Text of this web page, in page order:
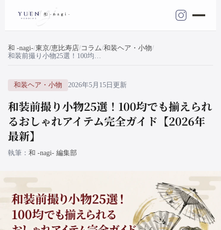
和 -nagi- 東京/恵比寿店 コラム 和装ヘア・小物
和装前撮り小物25選！100均でも揃えられるおしゃれアイテム完全ガイド【2026年最新】
和装ヘア・小物 2026年5月15日更新
和装前撮り小物25選！100均でも揃えられ
るおしゃれアイテム完全ガイド【2026年
最新】
執筆 和 -nagi- 編集部